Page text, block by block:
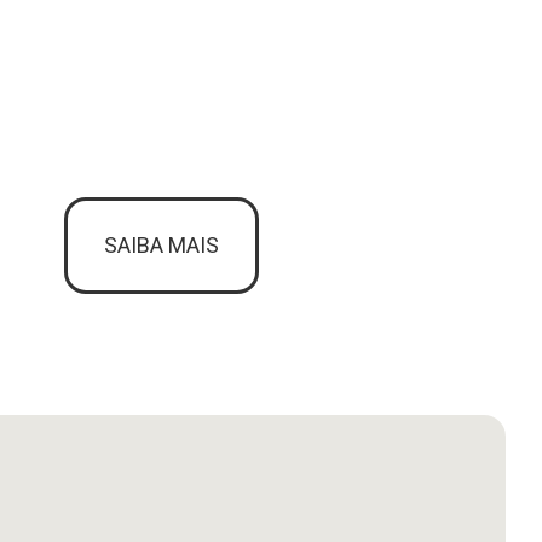
SAIBA MAIS